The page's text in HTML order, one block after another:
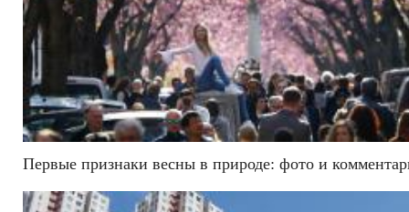
Первые признаки весны в природе: фото и